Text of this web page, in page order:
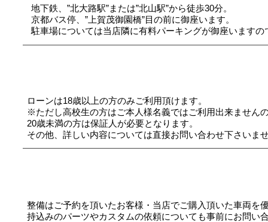
地下鉄、”北大路駅”または”北山駅”から徒歩30分。
京都バス停、”上賀茂御園橋”目の前に御座います。
駐車場については当店隣に有料パーキングが御座います
ローンは18歳以上の方のみご利用頂けます。
※ただし高校生の方はご本人様名義ではご利用出来ません
20歳未満の方は保証人が必要となります。
その他、詳しい内容については直接お問い合わせ下さいま
整備はご予約を頂いたお客様・当店でご購入頂いた車両を
持込みのパーツやカスタムの依頼についても事前にお問い